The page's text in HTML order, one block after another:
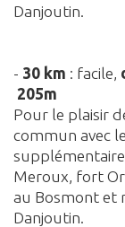
Danjoutin.
- 30 km : facile,
205m
Pour le plaisir
commun avec
Meroux, fort
au Bosmont et
Danjoutin.